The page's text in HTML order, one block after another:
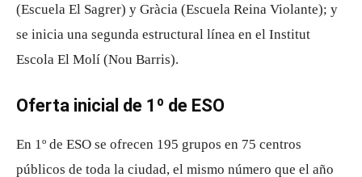
(Escuela El Sagrer) y Gràcia (Escuela Reina Violante); y
se inicia una segunda estructural línea en el Institut
Escola El Molí (Nou Barris).
Oferta inicial de 1º de ESO
En 1º de ESO se ofrecen 195 grupos en 75 centros
públicos de toda la ciudad, el mismo número que el año